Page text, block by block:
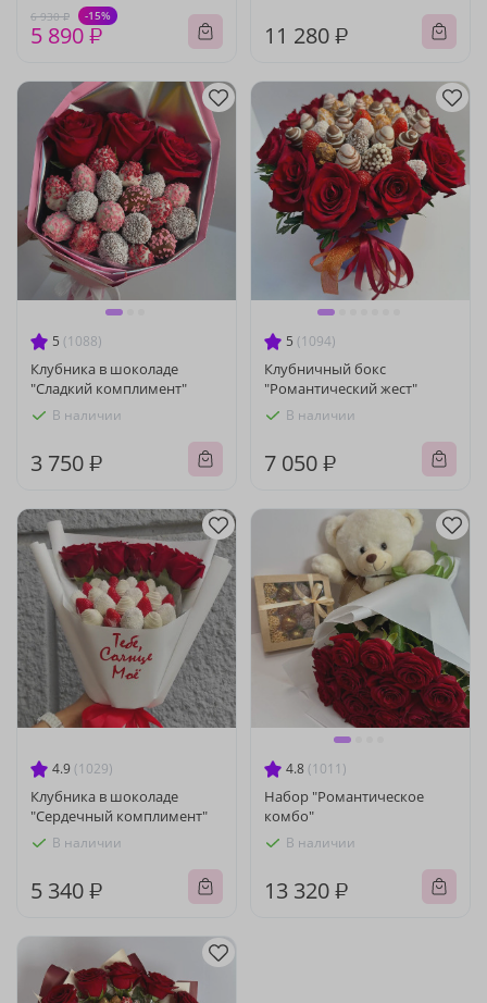
6 930 ₽ -15%
5 890 ₽ 11 280 ₽
5 (1088)
Клубника в шоколаде
"Сладкий комплимент"
В наличии
3 750 ₽
5 (1094)
Клубничный бокс
"Романтический жест"
В наличии
7 050 ₽
4.9 (1029)
Клубника в шоколаде
"Сердечный комплимент"
В наличии
5 340 ₽
4.8 (1011)
Набор "Романтическое
комбо"
В наличии
13 320 ₽